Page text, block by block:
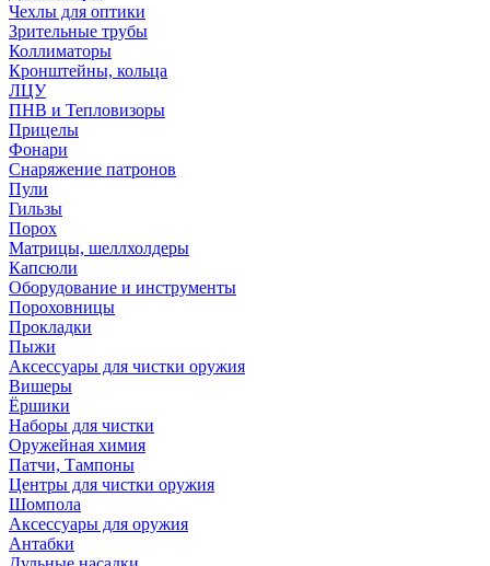
Чехлы для оптики
Зрительные трубы
Коллиматоры
Кронштейны, кольца
ЛЦУ
ПНВ и Тепловизоры
Прицелы
Фонари
Снаряжение патронов
Пули
Гильзы
Порох
Матрицы, шеллхолдеры
Капсюли
Оборудование и инструменты
Пороховницы
Прокладки
Пыжи
Аксессуары для чистки оружия
Вишеры
Ёршики
Наборы для чистки
Оружейная химия
Патчи, Тампоны
Центры для чистки оружия
Шомпола
Аксессуары для оружия
Антабки